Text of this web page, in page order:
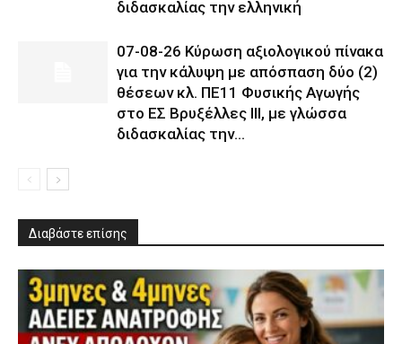
διδασκαλίας την ελληνική
07-08-26 Κύρωση αξιολογικού πίνακα
για την κάλυψη με απόσπαση δύο (2)
θέσεων κλ. ΠΕ11 Φυσικής Αγωγής
στο ΕΣ Βρυξέλλες ΙΙΙ, με γλώσσα
διδασκαλίας την...
Διαβάστε επίσης